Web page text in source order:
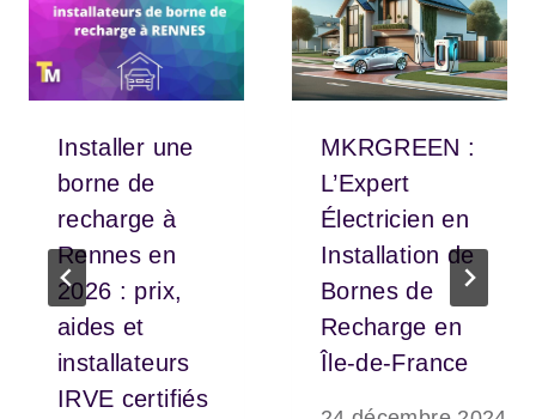
Installer une
borne de
recharge à
Rennes en
2026 : prix,
aides et
installateurs
IRVE certifiés
MKRGREEN :
L’Expert
Électricien en
Installation de
Bornes de
Recharge en
Île-de-France